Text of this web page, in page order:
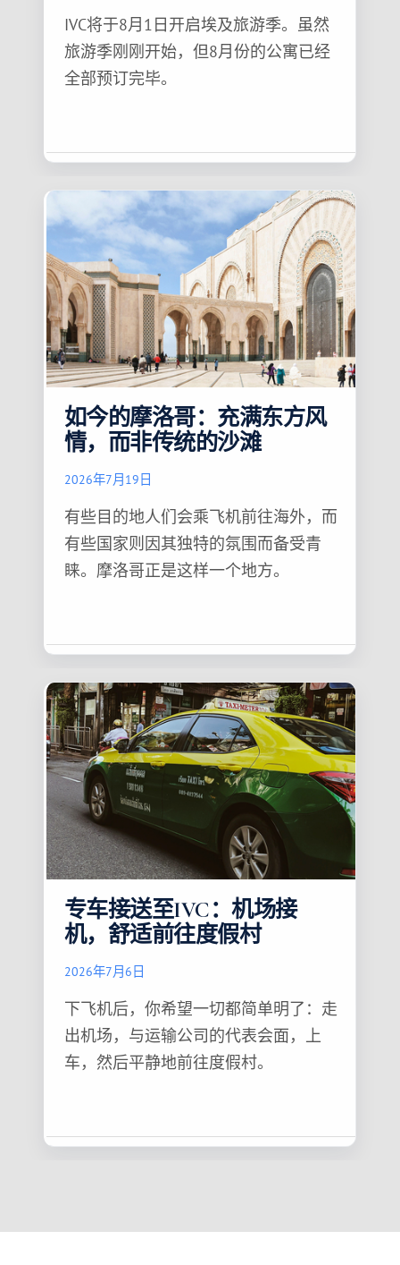
IVC将于8月1日开启埃及旅游季。虽然
旅游季刚刚开始，但8月份的公寓已经
全部预订完毕。
如今的摩洛哥：充满东方风
情，而非传统的沙滩
2026年7月19日
有些目的地人们会乘飞机前往海外，而
有些国家则因其独特的氛围而备受青
睐。摩洛哥正是这样一个地方。
专车接送至IVC：机场接
机，舒适前往度假村
2026年7月6日
下飞机后，你希望一切都简单明了：走
出机场，与运输公司的代表会面，上
车，然后平静地前往度假村。